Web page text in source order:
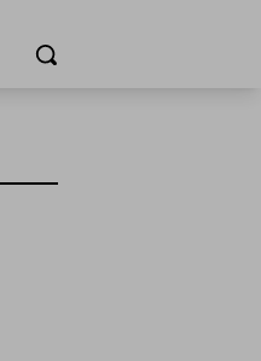
Cerca